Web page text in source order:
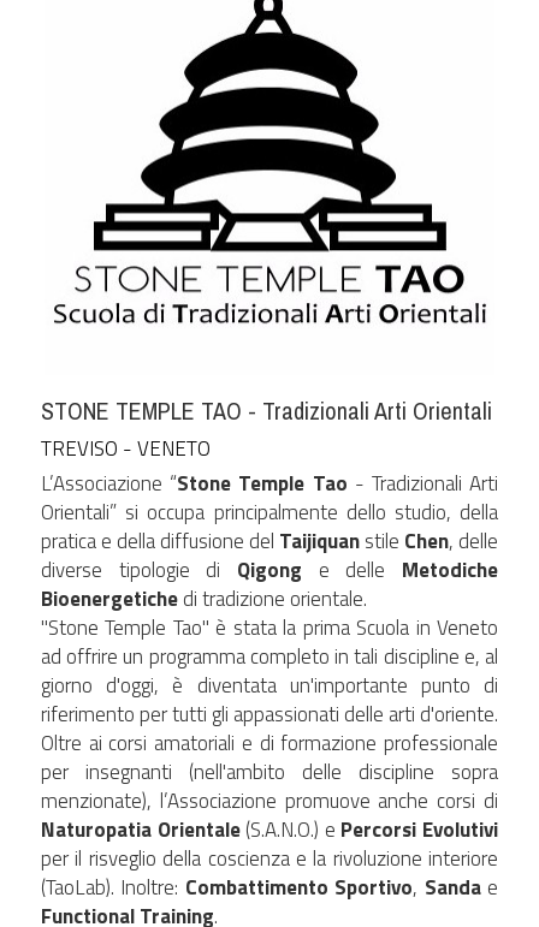
STONE TEMPLE TAO - Tradizionali Arti Orientali
TREVISO - VENETO
L’Associazione “Stone Temple Tao - Tradizionali Arti
Orientali” si occupa principalmente dello studio, della
pratica e della diffusione del Taijiquan stile Chen, delle
diverse tipologie di Qigong e delle Metodiche
Bioenergetiche di tradizione orientale.
"Stone Temple Tao" è stata la prima Scuola in Veneto
ad offrire un programma completo in tali discipline e, al
giorno d'oggi, è diventata un'importante punto di
riferimento per tutti gli appassionati delle arti d'oriente.
Oltre ai corsi amatoriali e di formazione professionale
per insegnanti (nell'ambito delle discipline sopra
Naturopatia Orientale (S.A.N.O.) e Percorsi Evolutivi
per il risveglio della coscienza e la rivoluzione interiore
(TaoLab). Inoltre: Combattimento Sportivo, Sanda
Functional Training.